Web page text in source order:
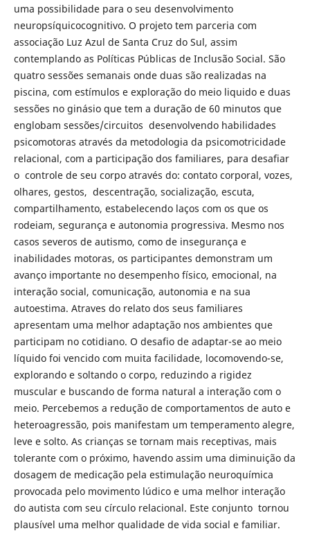
uma possibilidade para o seu desenvolvimento
neuropsíquicocognitivo. O projeto tem parceria com
associação Luz Azul de Santa Cruz do Sul, assim
contemplando as Políticas Públicas de Inclusão Social. São
quatro sessões semanais onde duas são realizadas na
piscina, com estímulos e exploração do meio liquido e duas
sessões no ginásio que tem a duração de 60 minutos que
englobam sessões/circuitos desenvolvendo habilidades
psicomotoras através da metodologia da psicomotricidade
relacional, com a participação dos familiares, para desafiar
o controle de seu corpo através do: contato corporal, vozes,
olhares, gestos, descentração, socialização, escuta,
compartilhamento, estabelecendo laços com os que os
rodeiam, segurança e autonomia progressiva. Mesmo nos
casos severos de autismo, como de insegurança e
inabilidades motoras, os participantes demonstram um
avanço importante no desempenho físico, emocional, na
interação social, comunicação, autonomia e na sua
autoestima. Atraves do relato dos seus familiares
apresentam uma melhor adaptação nos ambientes que
participam no cotidiano. O desafio de adaptar-se ao meio
líquido foi vencido com muita facilidade, locomovendo-se,
explorando e soltando o corpo, reduzindo a rigidez
muscular e buscando de forma natural a interação com o
meio. Percebemos a redução de comportamentos de auto e
heteroagressão, pois manifestam um temperamento alegre,
leve e solto. As crianças se tornam mais receptivas, mais
tolerante com o próximo, havendo assim uma diminuição da
dosagem de medicação pela estimulação neuroquímica
provocada pelo movimento lúdico e uma melhor interação
do autista com seu círculo relacional. Este conjunto tornou
plausível uma melhor qualidade de vida social e familiar.